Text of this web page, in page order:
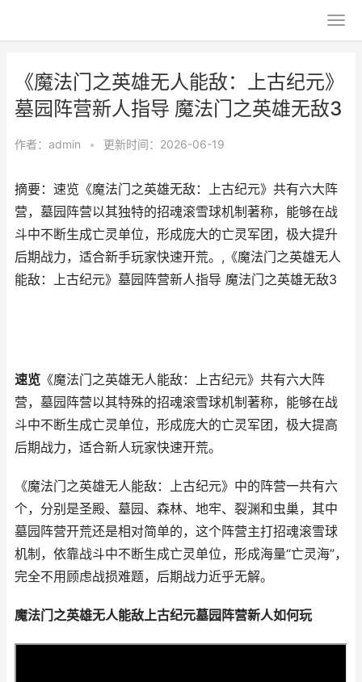
《魔法门之英雄无人能敌：上古纪元》
墓园阵营新人指导 魔法门之英雄无敌3
作者： admin • 更新时间：2026-06-19
摘要：速览《魔法门之英雄无敌：上古纪元》共有六大阵
营，墓园阵营以其独特的招魂滚雪球机制著称，能够在战
斗中不断生成亡灵单位，形成庞大的亡灵军团，极大提升
后期战力，适合新手玩家快速开荒。,《魔法门之英雄无人
能敌：上古纪元》墓园阵营新人指导 魔法门之英雄无敌3
速览 《魔法门之英雄无人能敌：上古纪元》共有六大阵
营，墓园阵营以其特殊的招魂滚雪球机制著称，能够在战
斗中不断生成亡灵单位，形成庞大的亡灵军团，极大提高
后期战力，适合新人玩家快速开荒。
《魔法门之英雄无人能敌：上古纪元》中的阵营一共有六
个，分别是圣殿、墓园、森林、地牢、裂渊和虫巢，其中
墓园阵营开荒还是相对简单的，这个阵营主打招魂滚雪球
机制，依靠战斗中不断生成亡灵单位，形成海量“亡灵海”，
完全不用顾虑战损难题，后期战力近乎无解。
魔法门之英雄无人能敌上古纪元墓园阵营新人如何玩